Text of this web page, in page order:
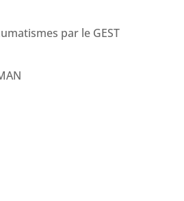
par le GEST